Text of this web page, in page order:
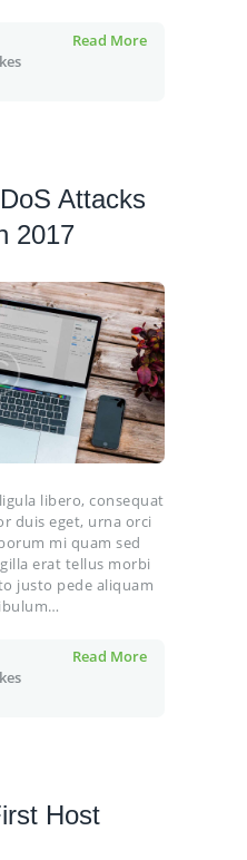
Read More
Attacks
2017
libero, consequat
duis eget, urna orci
mi quam sed
erat tellus morbi
justo pede aliquam
Read More
Host